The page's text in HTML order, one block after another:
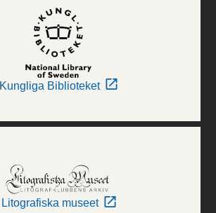
Kungliga Biblioteket
Litografiska museet